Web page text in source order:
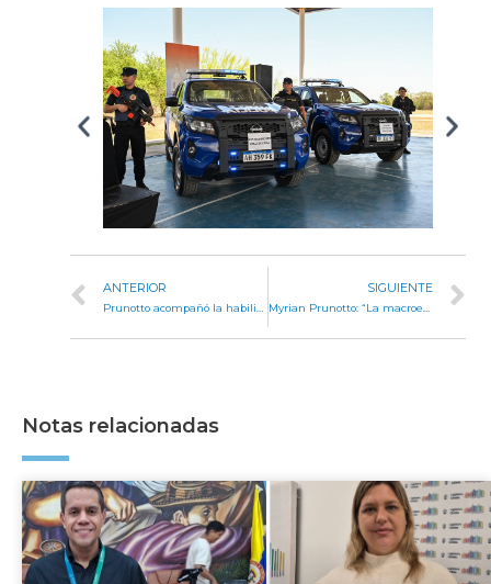
ANTERIOR SIGUIENTE
Notas relacionadas